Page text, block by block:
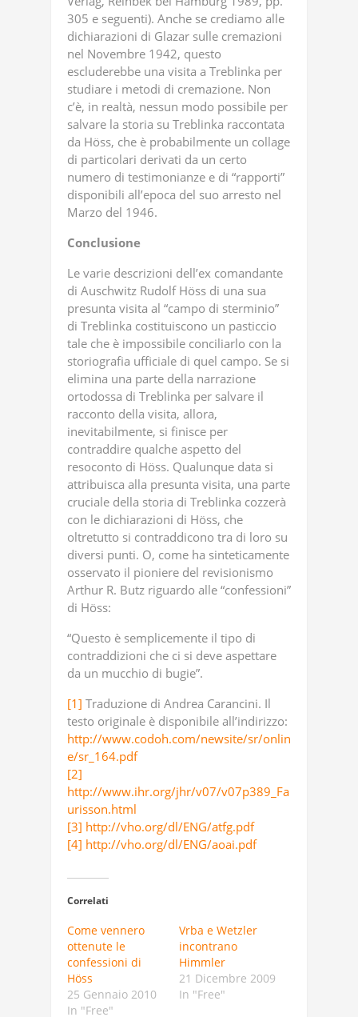
305 e seguenti). Anche se crediamo alle
dichiarazioni di Glazar sulle cremazioni
nel Novembre 1942, questo
escluderebbe una visita a Treblinka per
studiare i metodi di cremazione. Non
c’è, in realtà, nessun modo possibile per
salvare la storia su Treblinka raccontata
da Höss, che è probabilmente un collage
di particolari derivati da un certo
numero di testimonianze e di “rapporti”
disponibili all’epoca del suo arresto nel
Marzo del 1946.
Conclusione
Le varie descrizioni dell’ex comandante
di Auschwitz Rudolf Höss di una sua
presunta visita al “campo di sterminio”
di Treblinka costituiscono un pasticcio
tale che è impossibile conciliarlo con la
storiografia ufficiale di quel campo. Se si
elimina una parte della narrazione
ortodossa di Treblinka per salvare il
racconto della visita, allora,
inevitabilmente, si finisce per
contraddire qualche aspetto del
resoconto di Höss. Qualunque data si
attribuisca alla presunta visita, una parte
cruciale della storia di Treblinka cozzerà
con le dichiarazioni di Höss, che
oltretutto si contraddicono tra di loro su
diversi punti. O, come ha sinteticamente
osservato il pioniere del revisionismo
Arthur R. Butz riguardo alle “confessioni”
di Höss:
“Questo è semplicemente il tipo di
contraddizioni che ci si deve aspettare
da un mucchio di bugie”.
[1] Traduzione di Andrea Carancini. Il
testo originale è disponibile all’indirizzo:
http://www.codoh.com/newsite/sr/onlin
e/sr_164.pdf
[2]
http://www.ihr.org/jhr/v07/v07p389_Fa
urisson.html
[3] http://vho.org/dl/ENG/atfg.pdf
[4] http://vho.org/dl/ENG/aoai.pdf
Correlati
Come vennero
ottenute le
confessioni di
Höss
25 Gennaio 2010
In "Free"
Vrba e Wetzler
incontrano
Himmler
21 Dicembre 2009
In "Free"